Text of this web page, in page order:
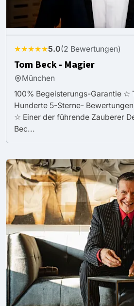
★★★★★5.0(2 Bewertungen)
Tom Beck - Magier
München
100% Begeisterungs-Garantie ☆
Hunderte 5-Sterne-
☆ Einer der führende Zauberer
Bec...